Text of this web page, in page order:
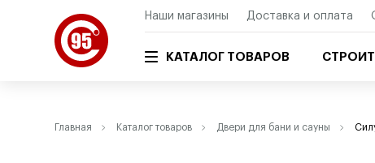
Наши магазины Доставка и оплата
КАТАЛОГ ТОВАРОВ
Главная Каталог товаров Двери для бани и сауны